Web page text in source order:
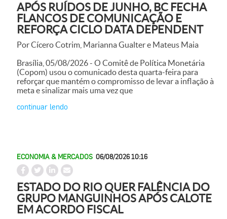
APÓS RUÍDOS DE JUNHO, BC FECHA
FLANCOS DE COMUNICAÇÃO E
REFORÇA CICLO DATA DEPENDENT
Por Cícero Cotrim, Marianna Gualter e Mateus Maia
Brasília, 05/08/2026 - O Comitê de Política Monetária
(Copom) usou o comunicado desta quarta-feira para
reforçar que mantém o compromisso de levar a inflação à
meta e sinalizar mais uma vez que
continuar lendo
ECONOMIA & MERCADOS 06/08/2026 10:16
ESTADO DO RIO QUER FALÊNCIA DO
GRUPO MANGUINHOS APÓS CALOTE
EM ACORDO FISCAL